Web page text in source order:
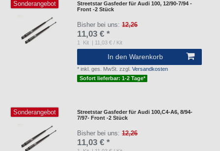
Sonderangebot
Streetstar Gasfeder für Audi 100, 12/90-7/94 -
Front -2 Stück
Bisher bei uns:12,26
11,03 € *
1 Kit | 11,03 € / Kit
In den Warenkorb
*inkl. ges. MwSt. zzgl.Versandkosten
Sofort lieferbar: 1-2 Tage*
Sonderangebot
Streetstar Gasfeder für Audi 100,C4-A6, 8/94-
7/97- Front -2 Stück
Bisher bei uns:12,26
11,03 € *